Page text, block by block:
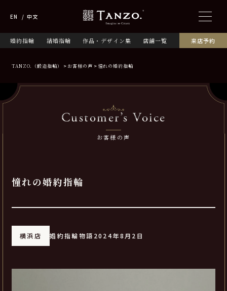
婚約指輪 結婚指輪 作品・デザイン集 店舗一覧 来店予約
EN 中文
TANZO.（鍛造指輪） お客様の声 憧れの婚約指輪
Customer’s Voice
お客様の声
憧れの婚約指輪
横浜店 婚約指輪物語 2024年8月2日